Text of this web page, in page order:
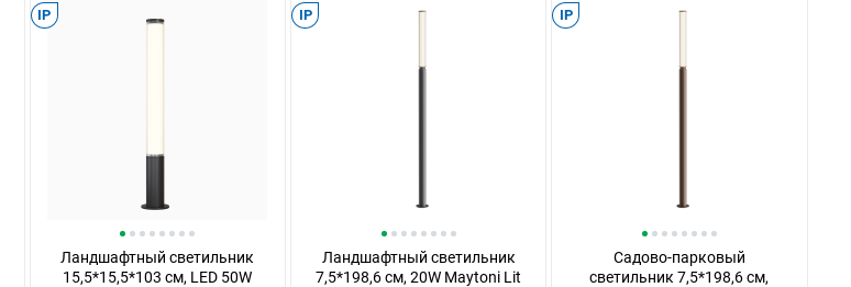
IP
Ландшафтный светильник
15,5*15,5*103 см, LED 50W
IP
Ландшафтный светильник
7,5*198,6 см, 20W Maytoni Lit
IP
Садово-парковый
светильник 7,5*198,6 см,